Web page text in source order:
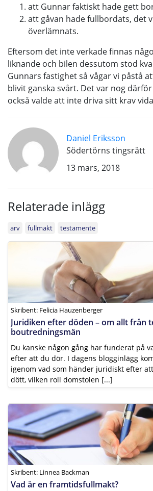
att Gunnar faktiskt hade gett
att gåvan hade fullbordats, det
överlämnats.
Eftersom det inte verkade finnas
liknande och bilen dessutom stod
Gunnars fastighet så vågar vi påstå
blivit ganska svårt. Det var nog
också valde att inte driva sitt krav
Daniel Eriksson
Södertörns tingsrätt
13 mars, 2018
Relaterade inlägg
arv fullmakt testamente
Skribent: Felicia Hauzenberger
Juridiken efter döden – om allt från
boutredningsmän
Du kanske någon gång har funderat på
efter att du dör. I dagens blogginlägg
igenom vad som händer juridiskt efter
dött, vilken roll domstolen [...]
Skribent: Linnea Backman
Vad är en framtidsfullmakt?